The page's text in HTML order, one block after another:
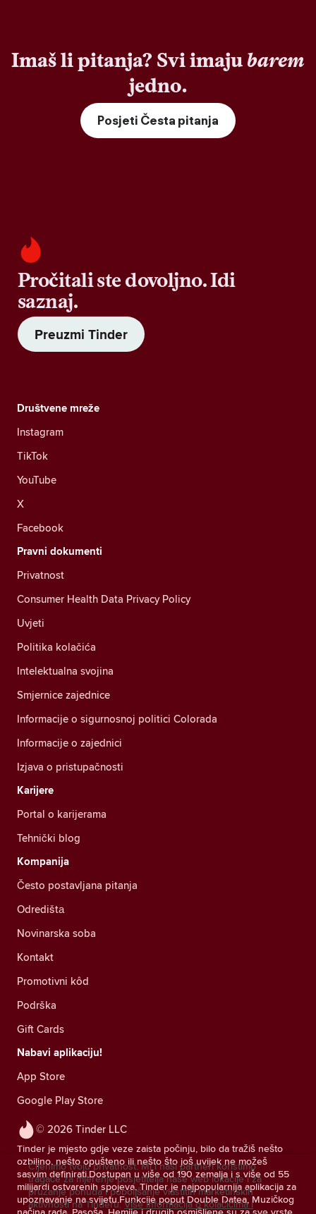
Imaš li pitanja? Svi imaju barem
jedno.
Posjeti Česta pitanja
Pročitali ste dovoljno. Idi
saznaj.
Preuzmi Tinder
© 2026 Tinder LLC
Tinder je mjesto gdje veze zaista počinju, bilo da tražiš nešto
ozbiljno, nešto opušteno ili nešto što još uvijek ne možeš
sasvim definirati.Dostupan u više od 190 zemalja i s više od 55
milijardi ostvarenih spojeva, Tinder je najpopularnija aplikacija za
upoznavanje na svijetu.Funkcije poput Double Datea, Muzičkog
Društvene mreže
Instagram
TikTok
YouTube
X
Facebook
Pravni dokumenti
Privatnost
Consumer Health Data Privacy Policy
Uvjeti
Politika kolačića
Intelektualna svojina
Smjernice zajednice
Informacije o sigurnosnoj politici Colorada
Informacije o zajednici
Izjava o pristupačnosti
Karijere
Portal o karijerama
Tehnički blog
Kompanija
Često postavljana pitanja
Odredištа
Novinarska soba
Kontakt
Promotivni kôd
Podrška
Gift Cards
Nabavi aplikaciju!
App Store
Google Play Store
Cijenimo tvoju privatnost. Mi i naši partneri koristimo
tragače za mjerenje posjetitelja naše web lokacije i za
pružanje ponuda i poboljšanje vlastitih marketinških
aktivnosti na Tinderu. Više informacija o kolačićima i